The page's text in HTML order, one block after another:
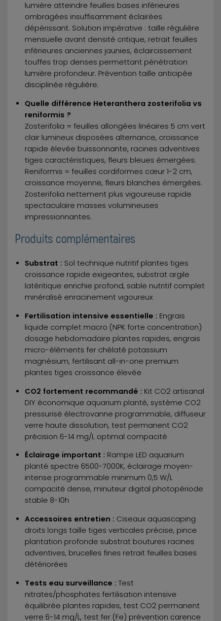
lumière atteindre feuilles bases inférieures
ombragées insuffisamment éclairées
dépérissant. Solution impérative : taille régulière
mensuelle avant densité critique, retrait feuilles
inférieures anciennes jaunies, éclaircissement
touffes trop denses permettant pénétration
lumière profondeur. Prévention taille anticipée
disciplinée régulière.
Quelle différence Heteranthera zosterifolia vs
reniformis ?
Zosterifolia = feuilles allongées linéaires 5 cm vert
clair lumineux disposées alternance, croissance
rapide élevée buissonnante, racines adventives
tiges caractéristiques, fleurs bleues émergées.
Reniformis = feuilles cordiformes cœur 1-2 cm,
croissance moyenne, fleurs blanches émergées.
Zosterifolia nettement plus vigoureuse rapide
spectaculaire masses volumineuses
impressionnantes.
Produits complémentaires
Substrat : Sol technique nutritif plantes tiges
croissance rapide exigeantes, substrat argile
latéritique enrichie profond, sable nutritif complet
minéralisé enracinement vigoureux
Fertilisation intensive essentielle : Engrais
liquide complet macro (NPK forte concentration)
dosage hebdomadaire plantes rapides, engrais
micro-éléments fer chélaté potassium
magnésium, fertilisant all-in-one premium
plantes tiges croissance élevée
CO2 fortement recommandé : Kit CO2 artisanal
DIY économique aquarium planté, système CO2
pressurisé électrovanne programmable, diffuseur
verre haute dissolution, test permanent CO2
précision 6-14 mg/L optimal compacité
Éclairage important : Rampe LED aquarium
planté spectre 6500-7000K, éclairage moyen-
intense programmable minimum 0,5 W/L
compacité dense, minuteur digital photopériode
stable 8-10h
Accessoires entretien : Ciseaux aquascaping
droits longs taille tiges verticales précise, pince
plantation profonde substrat boutures racines
adventives, brucelles fines retrait feuilles bases
détériorées
Tests eau surveillance : Test
nitrates/phosphates fertilisation intensive
équilibrée plantes rapides, test CO2 permanent
verre 6-14 mg/L, test fer (Fe) prévention carence